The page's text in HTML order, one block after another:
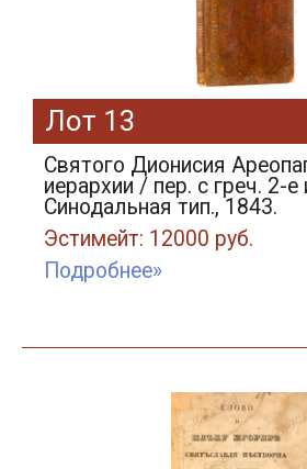
Лот 13
Святого Дионисия
иерархии / пер. с греч. 2-
Синодальная тип., 1843.
Эстимейт: 12000 руб.
Подробнее»